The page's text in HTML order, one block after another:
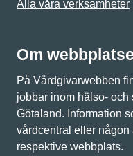
Alla våra verksamheter
Om
På Vårdgivarwebben
jobbar inom hälso- och
Götaland. Information
vårdcentral eller
respektive webbplats.